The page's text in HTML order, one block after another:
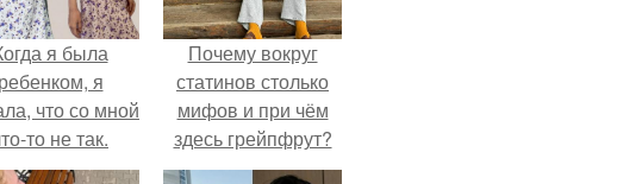
я была
ребенком, я
что со мной
то не так.
Почему вокруг
статинов столько
мифов и при чём
здесь грейпфрут?